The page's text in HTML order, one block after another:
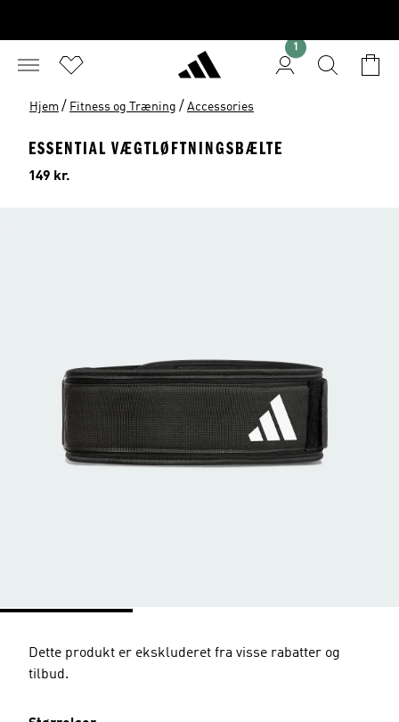
1
Hjem / Fitness og Træning / Accessories
ESSENTIAL VÆGTLØFTNINGSBÆLTE
Pris
149 kr.
Dette produkt er ekskluderet fra visse rabatter og
tilbud.